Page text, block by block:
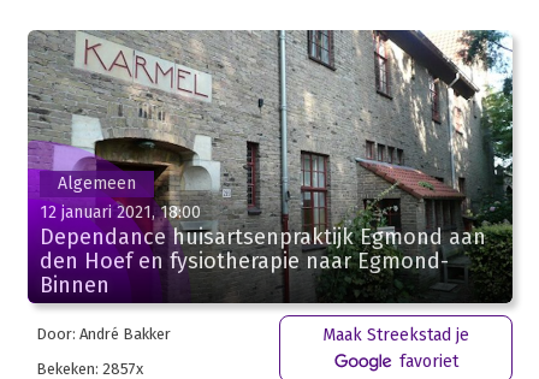
Algemeen
12 januari 2021, 18:00
Dependance huisartsenpraktijk Egmond aan
den Hoef en fysiotherapie naar Egmond-
Binnen
Door: André Bakker
Bekeken: 2857x
Maak Streekstad je
favoriet